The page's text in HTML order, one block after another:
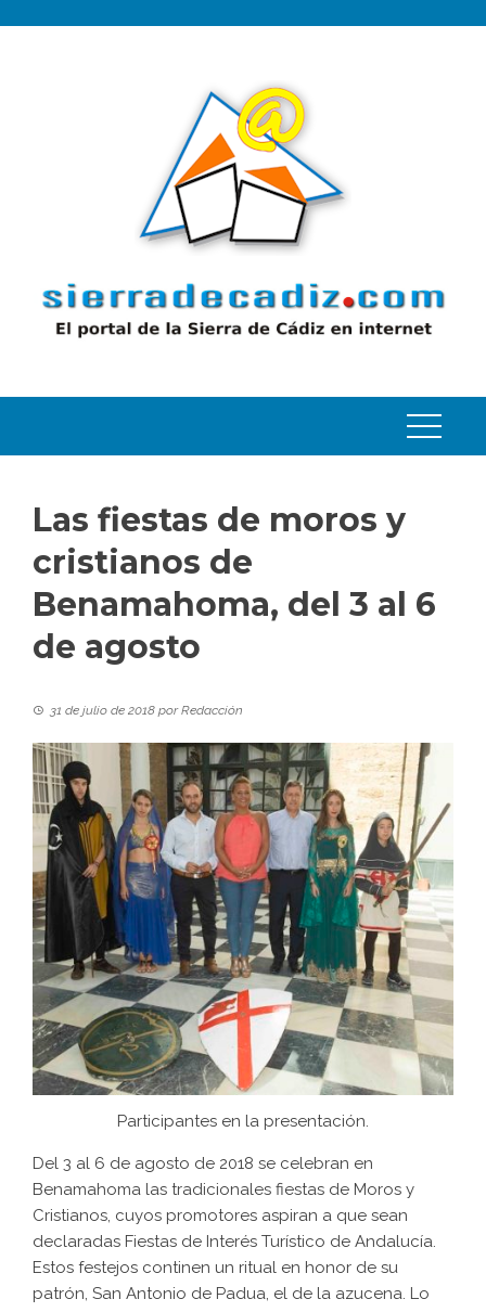
Las fiestas de moros y
cristianos de
Benamahoma, del 3 al 6
de agosto
31 de julio de 2018 porRedacción
Participantes en la presentación.
Del 3 al 6 de agosto de 2018 se celebran en
Benamahoma las tradicionales fiestas de Moros y
Cristianos, cuyos promotores aspiran a que sean
declaradas Fiestas de Interés Turístico de Andalucía.
Estos festejos continen un ritual en honor de su
patrón, San Antonio de Padua, el de la azucena. Lo